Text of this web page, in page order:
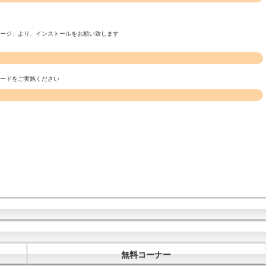
ジ」より、インストールをお願い致します
ドをご実施ください
無料コーナー